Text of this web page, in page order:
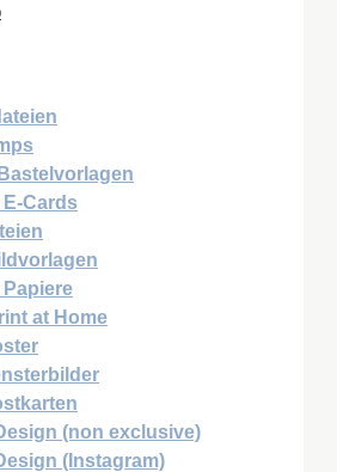
E-Cards
Papiere
at Home
(non exclusive)
(Instagram)